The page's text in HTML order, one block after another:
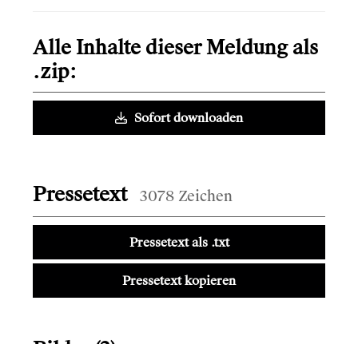
Alle Inhalte dieser Meldung als
.zip:
Sofort downloaden
Pressetext 3078 Zeichen
Pressetext als .txt
Pressetext kopieren